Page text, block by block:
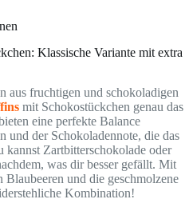
Klassische Variante mit extra
aus fruchtigen und schokoladigen
mit Schokostückchen genau das
eine perfekte Balance
und der Schokoladennote, die das
kannst Zartbitterschokolade oder
was dir besser gefällt. Mit
und die geschmolzene
Kombination!